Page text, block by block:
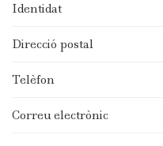
Identidat
Direcció postal
Telèfon
Correu electrònic